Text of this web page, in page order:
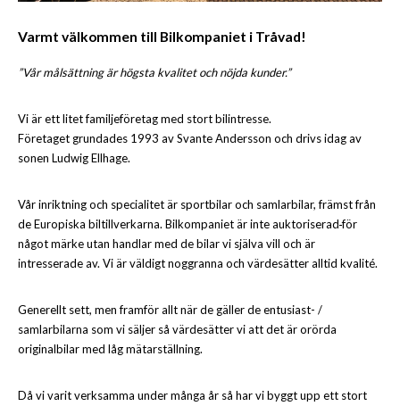
Varmt välkommen till Bilkompaniet i Tråvad!
”Vår målsättning är högsta kvalitet och nöjda kunder.”
Vi är ett litet familjeföretag med stort bilintresse.
Företaget grundades 1993 av Svante Andersson och drivs idag av
sonen Ludwig Ellhage.
Vår inriktning och specialitet är sportbilar och samlarbilar, främst från
de Europiska biltillverkarna. Bilkompaniet är inte auktoriserad för
något märke utan handlar med de bilar vi själva vill och är
intresserade av. Vi är väldigt noggranna och värdesätter alltid kvalité.
Generellt sett, men framför allt när de gäller de entusiast- /
samlarbilarna som vi säljer så värdesätter vi att det är orörda
originalbilar med låg mätarställning.
Då vi varit verksamma under många år så har vi byggt upp ett stort